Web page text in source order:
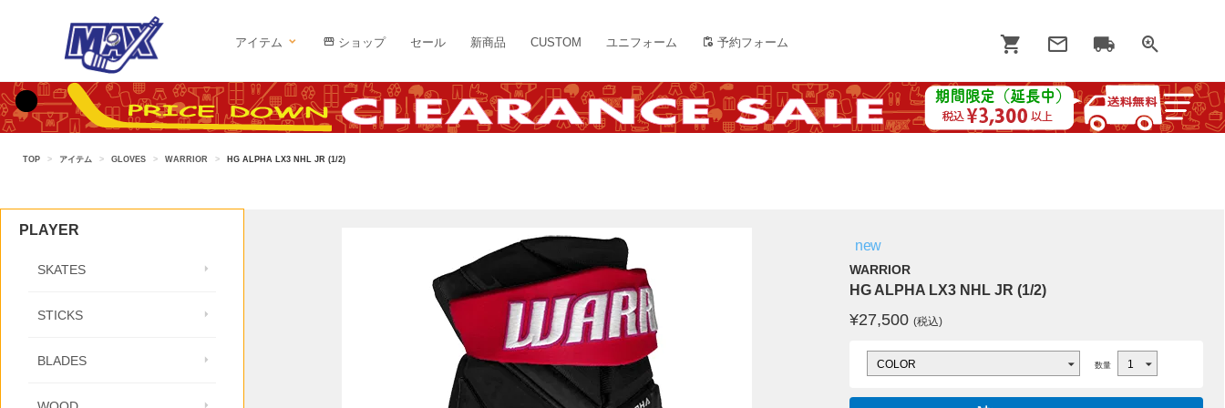
アイテム ショップ セール 新商品 CUSTOM ユニフォーム 予約フォーム
TOP > アイテム > GLOVES > WARRIOR > HG ALPHA LX3 NHL JR (1/2)
PLAYER
SKATES
STICKS
BLADES
new
WARRIOR
HG ALPHA LX3 NHL JR (1/2)
¥27,500 (税込)
数量